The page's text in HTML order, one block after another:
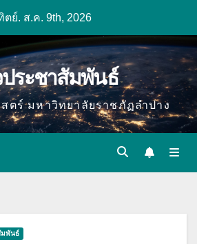
ตย์. ส.ค. 9th, 2026
ระชาสัมพันธ์
ตร์ มหาวิทยาลัยราชภัฏลำปาง
มพันธ์